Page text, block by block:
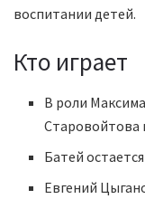
воспитании детей.
Кто играет
В роли
Старовойтова
Батей
Евгений